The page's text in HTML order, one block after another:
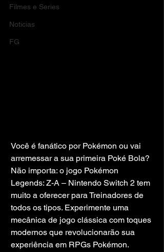
Filmes e Series
Noticias
FG
Você é fanático por Pokémon ou vai
arremessar a sua primeira Poké Bola?
Não importa: o jogo Pokémon
Legends: Z-A – Nintendo Switch 2 tem
muito a oferecer para Treinadores de
todos os tipos. Experimente uma
mecânica de jogo clássica com toques
modernos que revolucionarão sua
experiência em RPGs Pokémon.